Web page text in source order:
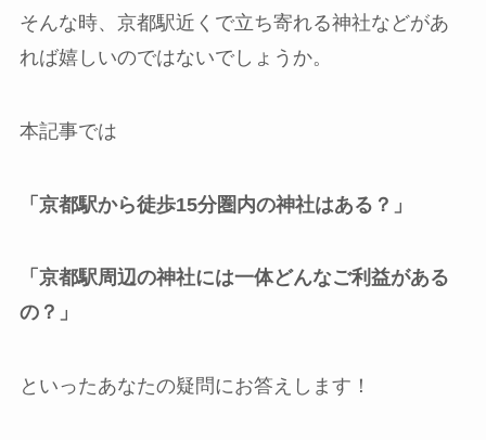
そんな時、京都駅近くで立ち寄れる神社などがあ
れば嬉しいのではないでしょうか。
本記事では
「京都駅から徒歩15分圏内の神社はある？」
「京都駅周辺の神社には一体どんなご利益がある
の？」
といったあなたの疑問にお答えします！